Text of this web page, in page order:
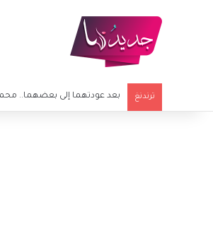
ترندنغ محمد هنيدي برسالة مؤثرة بعد